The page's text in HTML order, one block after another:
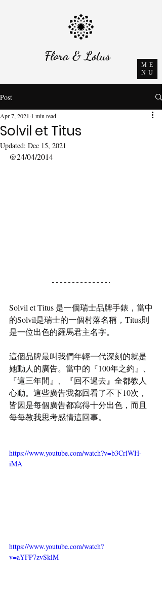
ME
NU
Flora & Lotus
Post
Solvil et Titus
Apr 7, 2021 1 min read
Updated: Dec 15, 2021
@24/04/2014
Solvil et Titus 是一個瑞士品牌手錶，當中
的Solvil是瑞士的一個村落名稱，Titus則
是一位出色的羅馬君主名字。
這個品牌最叫我們年輕一代深刻的就是
她動人的廣告。當中的『100年之約』、
『這三年間』、『回不過去』全都教人
心動。這些廣告我都回看了不下10次，
皆因是每個廣告都寫得十分出色，而且
每每教我思考感情這回事。
https://www.youtube.com/watch?v=b3CrlWH-
iMA
https://www.youtube.com/watch?
v=aYFP7zvSklM